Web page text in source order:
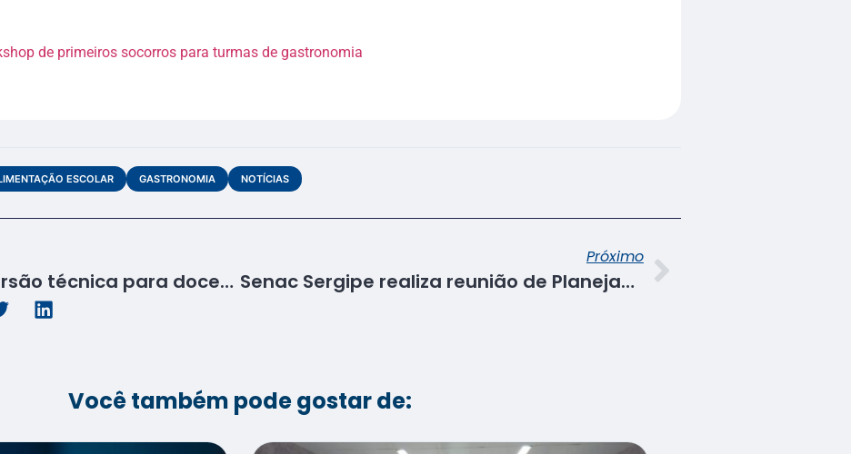
de primeiros socorros para turmas de gastronomia
ESCOLAR GASTRONOMIA NOTÍCIAS
Senac realiza imersão técnica para docentes do segmento de Beleza com foco nas competições
Próximo
Senac Sergipe realiza reunião de Planejamento Institucional 2026
Você também pode gostar de: